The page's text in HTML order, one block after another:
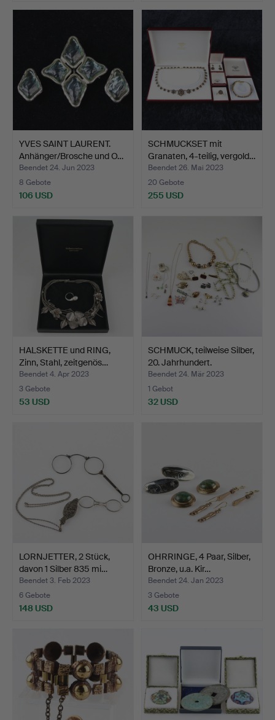
YVES SAINT LAURENT.
Anhänger/Brosche und O…
Beendet 24. Jun 2023
8 Gebote
106 USD
SCHMUCKSET mit
Granaten, 4-teilig, vergold…
Beendet 26. Mai 2023
20 Gebote
255 USD
HALSKETTE und RING,
Zinn, Stahl, zeitgenös…
Beendet 4. Apr 2023
3 Gebote
53 USD
SCHMUCK, teilweise Silber,
20. Jahrhundert.
Beendet 24. Mär 2023
1 Gebot
32 USD
LORNJETTER, 2 Stück,
davon 1 Silber 835 mi…
Beendet 3. Feb 2023
6 Gebote
148 USD
OHRRINGE, 4 Paar, Silber,
Bronze, u.a. Kir…
Beendet 24. Jan 2023
3 Gebote
43 USD